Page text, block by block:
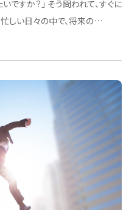
ですか？」 そう問われて、すぐに
しい日々の中で、将来の…